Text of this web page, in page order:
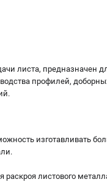
листа, предназначен
профилей,
изготавливать
раскроя листового